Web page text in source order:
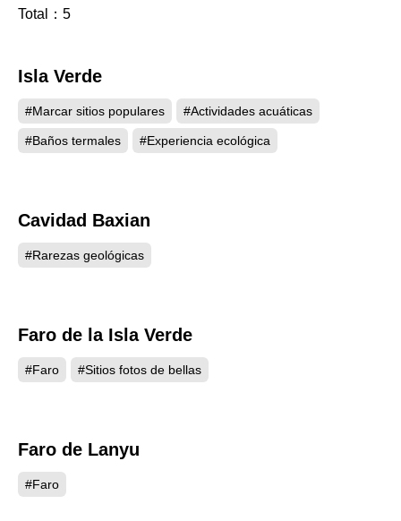
ballenas y actividades eco-turísticas de delfines,
Total： 5
Isla Verde
#Marcar sitios populares #Actividades acuáticas
#Baños termales #Experiencia ecológica
Cavidad Baxian
#Rarezas geológicas
Faro de la Isla Verde
#Faro #Sitios fotos de bellas
Faro de Lanyu
#Faro